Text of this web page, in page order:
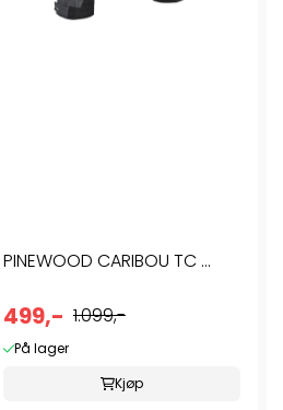
PINEWOOD CARIBOU TC ...
499,- 1.099,-
På lager
Kjøp